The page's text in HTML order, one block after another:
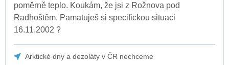
poměrně teplo. Koukám, že jsi z Rožnova pod
Radhoštěm. Pamatuješ si specifickou situaci
16.11.2002 ?
Arktické dny a dezoláty v ČR nechceme